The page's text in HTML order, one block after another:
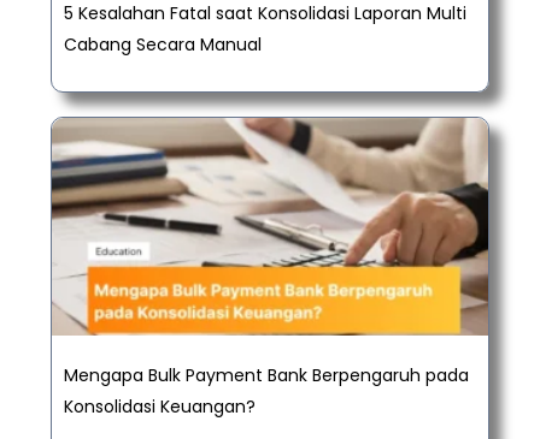
5 Kesalahan Fatal saat Konsolidasi Laporan Multi
Cabang Secara Manual
Mengapa Bulk Payment Bank Berpengaruh pada
Konsolidasi Keuangan?